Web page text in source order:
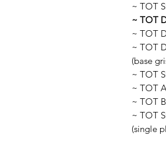
~ TOT
~ TOT
~ TOT
~ TOT
(base
~ TOT
~ TOT
~ TOT
~ TOT
(single